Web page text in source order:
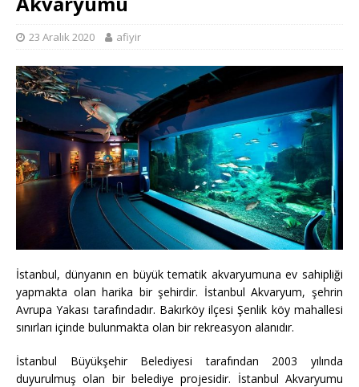
23 Aralık 2020 afiyir
İstanbul, dünyanın en büyük tematik akvaryumuna ev sahipliği
yapmakta olan harika bir şehirdir. İstanbul Akvaryum, şehrin
Avrupa Yakası tarafındadır. Bakırköy ilçesi Şenlik köy mahallesi
sınırları içinde bulunmakta olan bir rekreasyon alanıdır.
İstanbul Büyükşehir Belediyesi tarafından 2003 yılında
duyurulmuş olan bir belediye projesidir. İstanbul Akvaryumu